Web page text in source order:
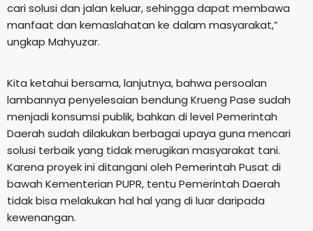
cari solusi dan jalan keluar, sehingga dapat membawa
manfaat dan kemaslahatan ke dalam masyarakat,”
ungkap Mahyuzar.
Kita ketahui bersama, lanjutnya, bahwa persoalan
lambannya penyelesaian bendung Krueng Pase sudah
menjadi konsumsi publik, bahkan di level Pemerintah
Daerah sudah dilakukan berbagai upaya guna mencari
solusi terbaik yang tidak merugikan masyarakat tani.
Karena proyek ini ditangani oleh Pemerintah Pusat di
bawah Kementerian PUPR, tentu Pemerintah Daerah
tidak bisa melakukan hal hal yang di luar daripada
kewenangan.